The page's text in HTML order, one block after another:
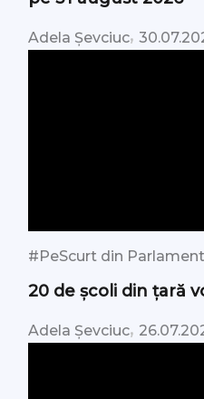
Adela Șevciuc,
#PeScurt din Parlament
20 de școli din țară
Adela Șevciuc,